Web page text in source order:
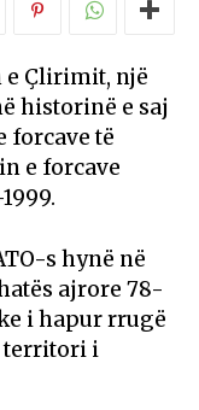
e Çlirimit, një
historinë e saj
forcave të
e forcave
s hynë në
ajrore 78-
i hapur rrugë
territori i